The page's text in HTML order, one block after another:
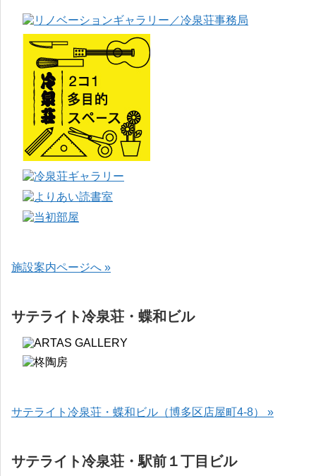
施設案内ページへ »
サテライト冷泉荘・蝶和ビル
サテライト冷泉荘・蝶和ビル（博多区店屋町4-8） »
サテライト冷泉荘・駅前１丁目ビル